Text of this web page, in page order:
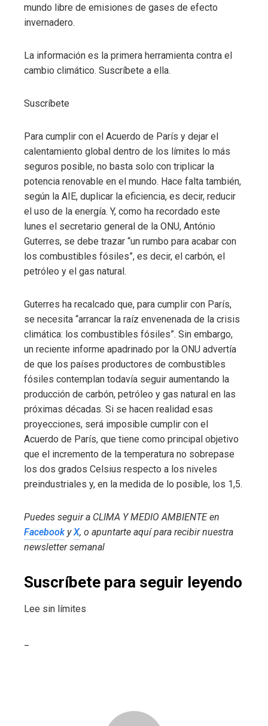
mundo libre de emisiones de gases de efecto
invernadero.
La información es la primera herramienta contra el
cambio climático. Suscríbete a ella.
Suscríbete
Para cumplir con el Acuerdo de París y dejar el
calentamiento global dentro de los límites lo más
seguros posible, no basta solo con triplicar la
potencia renovable en el mundo. Hace falta también,
según la AIE, duplicar la eficiencia, es decir, reducir
el uso de la energía. Y, como ha recordado este
lunes el secretario general de la ONU, António
Guterres, se debe trazar “un rumbo para acabar con
los combustibles fósiles”, es decir, el carbón, el
petróleo y el gas natural.
Guterres ha recalcado que, para cumplir con París,
se necesita “arrancar la raíz envenenada de la crisis
climática: los combustibles fósiles”. Sin embargo,
un reciente informe apadrinado por la ONU advertía
de que los países productores de combustibles
fósiles contemplan todavía seguir aumentando la
producción de carbón, petróleo y gas natural en las
próximas décadas. Si se hacen realidad esas
proyecciones, será imposible cumplir con el
Acuerdo de París, que tiene como principal objetivo
que el incremento de la temperatura no sobrepase
los dos grados Celsius respecto a los niveles
preindustriales y, en la medida de lo posible, los 1,5.
Puedes seguir a CLIMA Y MEDIO AMBIENTE en
FacebookyX, o apuntarte aquí para recibirnuestra
newsletter semanal
Suscríbete para seguir leyendo
Lee sin límites